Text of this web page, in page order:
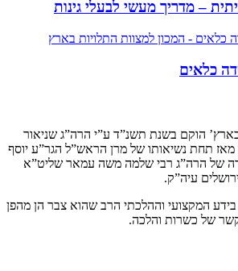
– מדריך מעשי לבעלי גינות
כלאים
בארץ’ הוקם בשנת תשנ”ד ע”י הרה”ג שניאור
מאז תחת נשיאותו של מרן הראש”ל הגר”ע יוסף
של הרה”ג רבי שלמה משה עמאר שליט”א
עיה”ק.
בידע המקצועי וההלכתי הרב שהוא צבר הן מהפן
של כשרות והלכה.